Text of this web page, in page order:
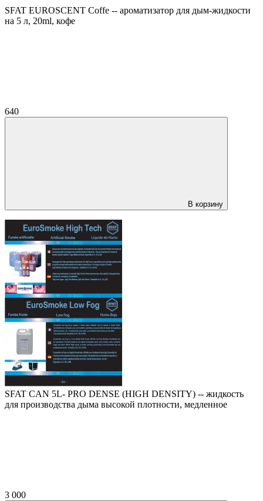
SFAT EUROSCENT Coffe -- ароматизатор для дым-жидкости
на 5 л, 20ml, кофе
640
В корзину
SFAT CAN 5L- PRO DENSE (HIGH DENSITY) -- жидкость
для производства дыма высокой плотности, медленное
3 000